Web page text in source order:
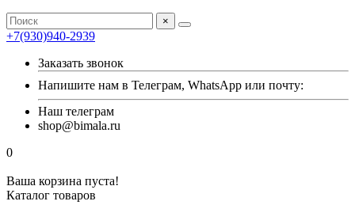
×
+7(930)940-2939
Заказать звонок
Напишите нам в Телеграм, WhatsApp или почту:
Наш телеграм
shop@bimala.ru
0
Ваша корзина пуста!
Каталог товаров